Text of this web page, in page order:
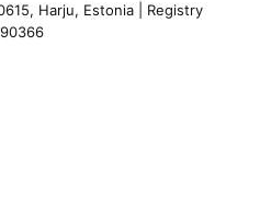
Harju, Estonia | Registry